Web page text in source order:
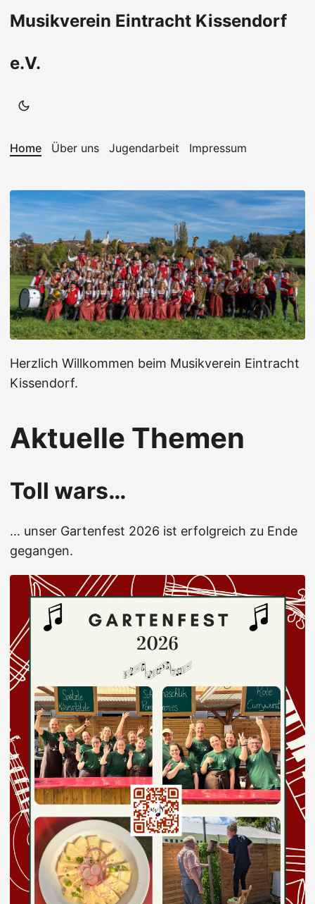
Musikverein Eintracht Kissendorf
e.V.
Home Über uns Jugendarbeit Impressum
Herzlich Willkommen beim Musikverein Eintracht
Kissendorf.
Aktuelle Themen
Toll wars…
… unser Gartenfest 2026 ist erfolgreich zu Ende
gegangen.